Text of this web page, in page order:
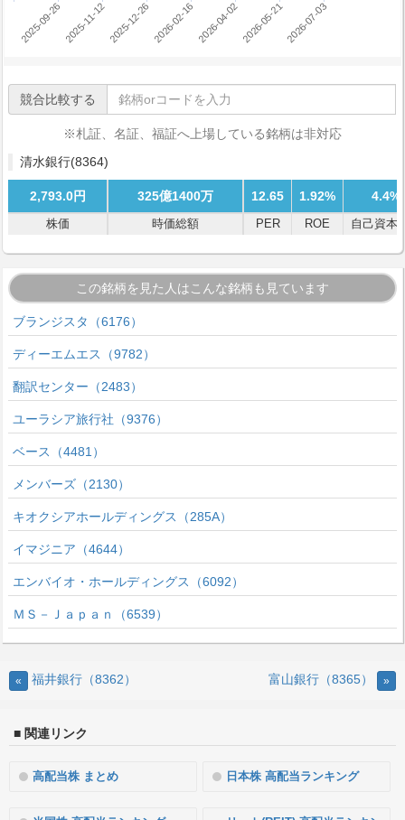
2025-09-26 2025-11-12 2025-12-26 2026-02-16 2026-04-02 2026-05-212026-07-03
競合比較する
※札証、名証、福証へ上場している銘柄は非対応
清水銀行(8364)
2,793.0円 325億1400万 12.65 1.92% 4.4%
株価 時価総額 PER ROE 自己資本
この銘柄を見た人はこんな銘柄も見ています
ブランジスタ（6176）
ディーエムエス（9782）
翻訳センター（2483）
ユーラシア旅行社（9376）
ベース（4481）
メンバーズ（2130）
キオクシアホールディングス（285A）
イマジニア（4644）
エンバイオ・ホールディングス（6092）
ＭＳ－Ｊａｐａｎ（6539）
« 福井銀行（8362） 富山銀行（8365） »
■ 関連リンク
高配当株 まとめ 日本株 高配当ランキング